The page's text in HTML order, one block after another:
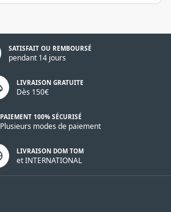
SATISFAIT OU REMBOURSÉ
pendant 14 jours
LIVRAISON GRATUITE
Dès 150€
PAIEMENT 100% SÉCURISÉ
Plusieurs modes de paiement
LIVRAISON DOM TOM
et INTERNATIONAL